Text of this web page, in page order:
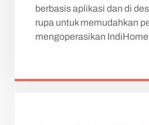
berbasis aplikasi dan di
rupa untuk memudahkan
mengoperasikan IndiHome